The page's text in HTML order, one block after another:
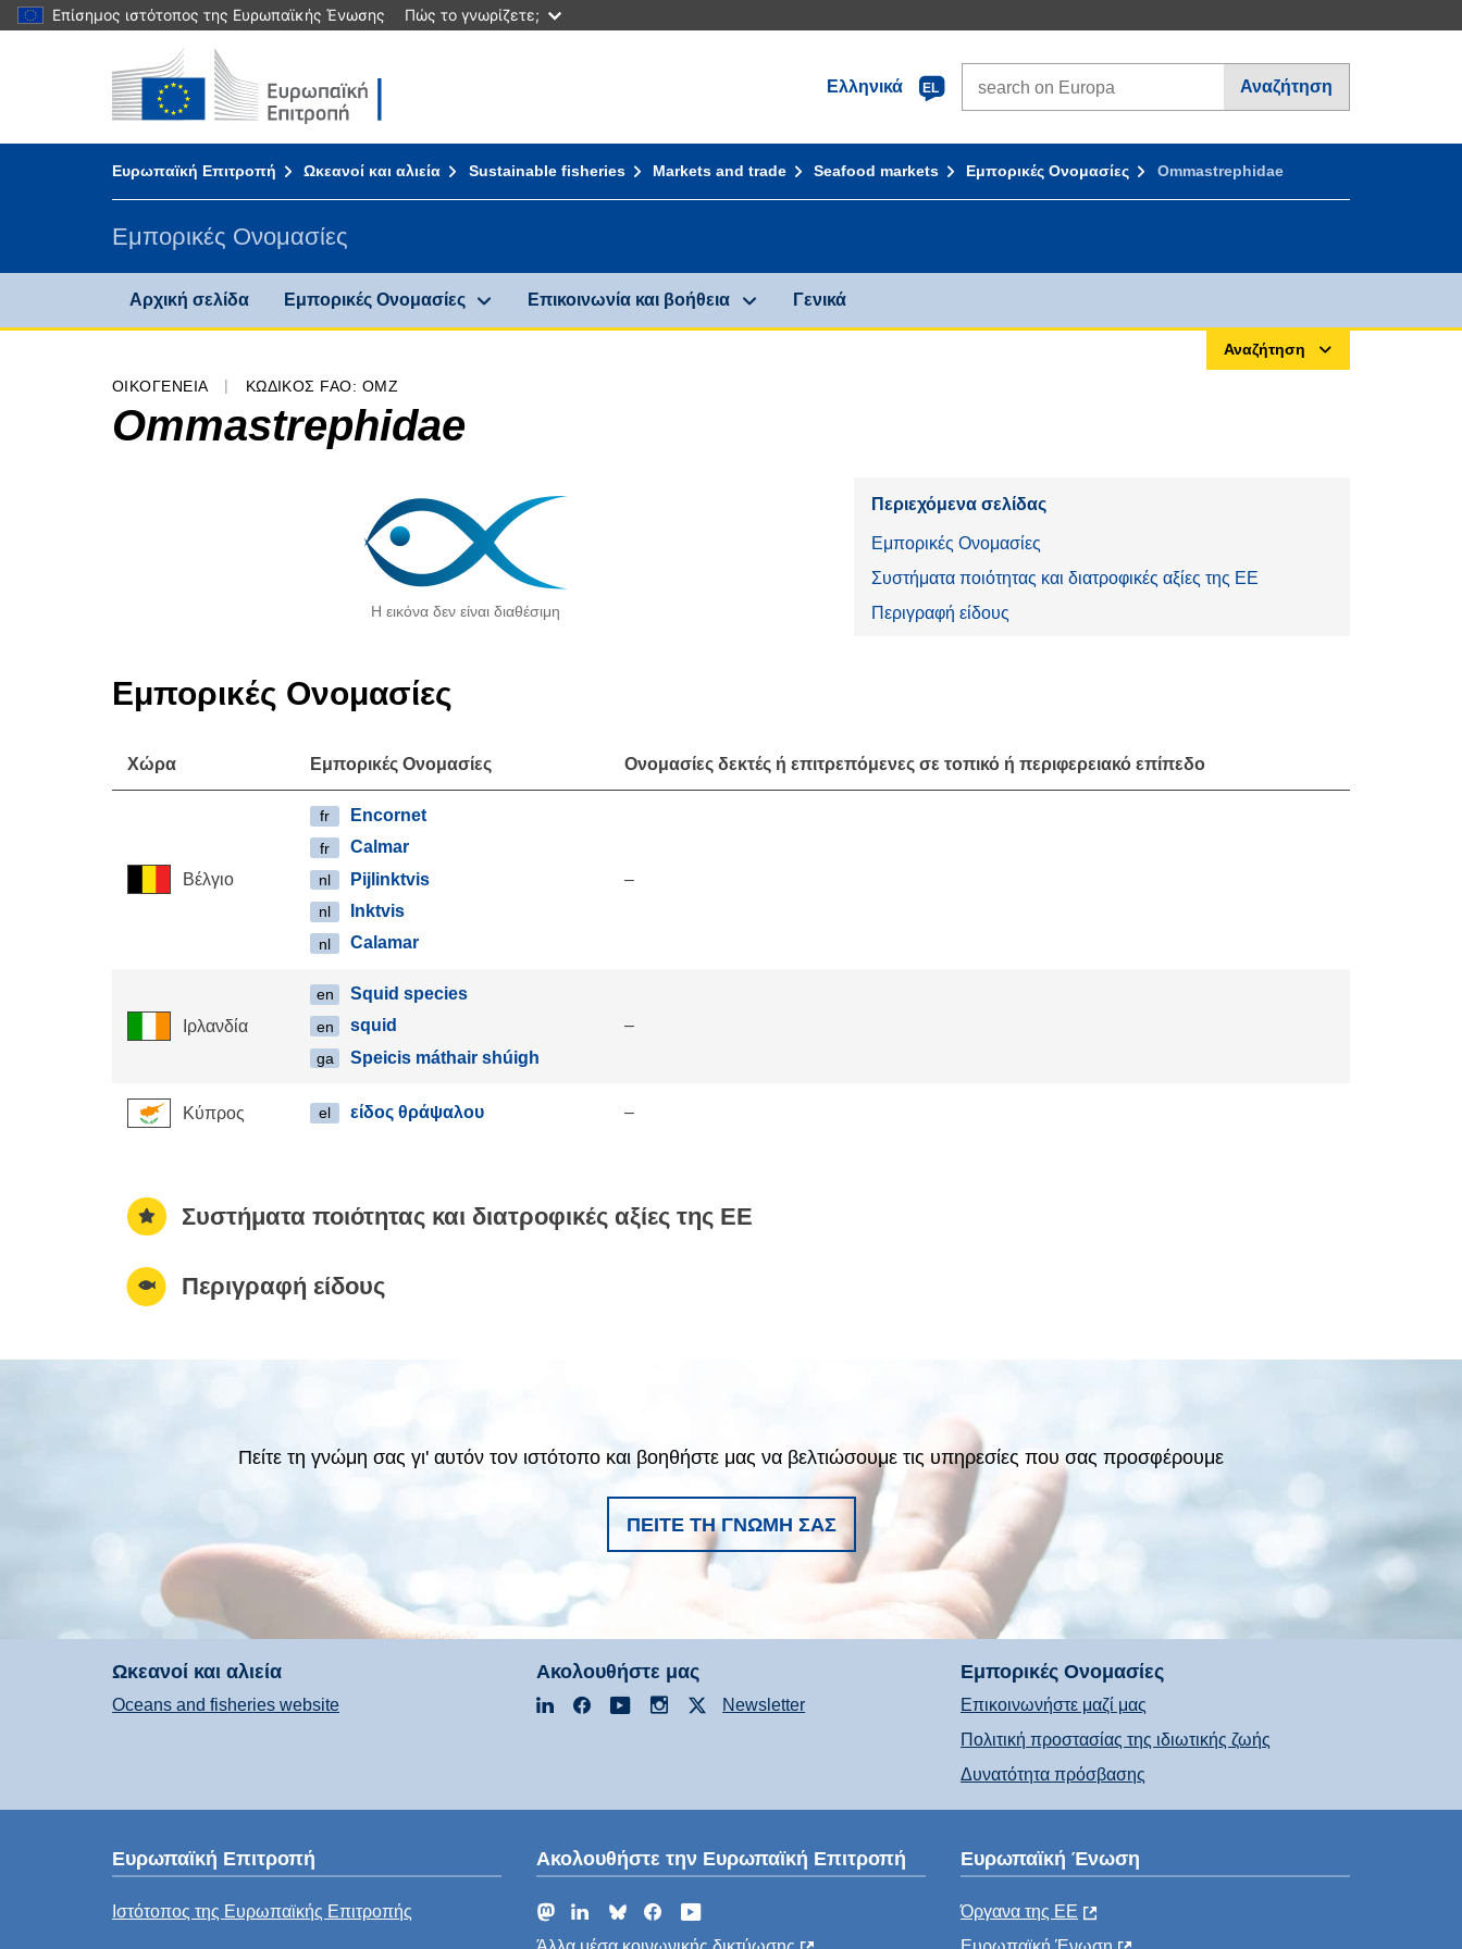
Επίσημος ιστότοπος της Ευρωπαϊκής Ένωσης Πώς το γνωρίζετε;
Πηγαίνετε στο περιεχόμενο
Αρχική σελίδα - Ευρωπαϊκή Επιτροπή
Ελληνικά
EL Αναζήτηση
Ευρωπαϊκή Επιτροπή Ωκεανοί και αλιεία Sustainable fisheries Markets and trade Seafood markets Εμπορικές Ονομασίες Ommastrephidae
Εμπορικές Ονομασίες
Αρχική σελίδα Εμπορικές Ονομασίες Επικοινωνία και βοήθεια Γενικά
Αναζήτηση
ΟΙΚΟΓΈΝΕΙΑ ΚΩΔΙΚΌΣ FAO: OMZ
Ommastrephidae
Η εικόνα δεν είναι διαθέσιμη
Περιεχόμενα σελίδας
Εμπορικές Ονομασίες
Συστήματα ποιότητας και διατροφικές αξίες της ΕΕ
Περιγραφή είδους
Εμπορικές Ονομασίες
Χώρα Εμπορικές Ονομασίες Ονομασίες δεκτές ή επιτρεπόμενες σε τοπικό ή περιφερειακό επίπεδο
Βέλγιο
fr Encornet
fr Calmar
nl Pijlinktvis
nl Inktvis
nl Calamar
–
Ιρλανδία
en Squid species
en squid
ga Speicis máthair shúigh
–
Κύπρος el είδος θράψαλου –
Συστήματα ποιότητας και διατροφικές αξίες της ΕΕ
Περιγραφή είδους
Πείτε τη γνώμη σας γι' αυτόν τον ιστότοπο και βοηθήστε μας να βελτιώσουμε τις υπηρεσίες που σας προσφέρουμε
ΠΕΊΤΕ ΤΗ ΓΝΏΜΗ ΣΑΣ
Ωκεανοί και αλιεία
Oceans and fisheries website
Ακολουθήστε μας
LinkedInFacebookYouTubeInstagramNewsletter
Εμπορικές Ονομασίες
Επικοινωνήστε μαζί μας
Πολιτική προστασίας της ιδιωτικής ζωής
Δυνατότητα πρόσβασης
Ευρωπαϊκή Επιτροπή
Ιστότοπος της Ευρωπαϊκής Επιτροπής
Ακολουθήστε την Ευρωπαϊκή Επιτροπή
MastodonLinkedInBlueskyFacebook
Ευρωπαϊκή Ένωση
Όργανα της ΕΕ